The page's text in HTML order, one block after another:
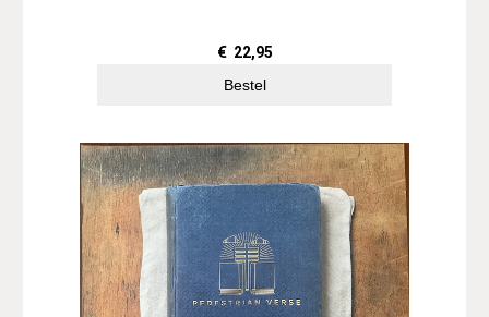
€ 22,95
Bestel